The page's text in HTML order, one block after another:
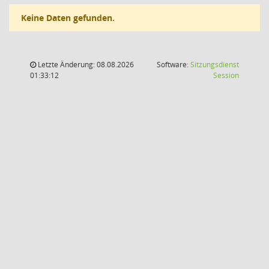
Keine Daten gefunden.
Letzte Änderung: 08.08.2026
01:33:12
Software:Sitzungsdienst
Session(Wird in